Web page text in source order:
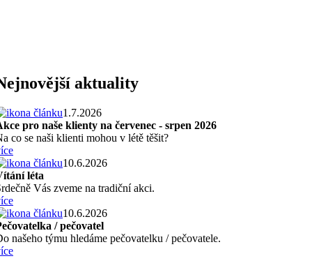
aktuality
1.7.2026
pro naše klienty na červenec - srpen 2026
co se naši klienti mohou v létě těšit?
10.6.2026
léta
Vás zveme na tradiční akci.
10.6.2026
/ pečovatel
našeho týmu hledáme pečovatelku / pečovatele.